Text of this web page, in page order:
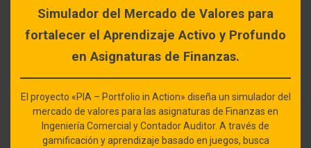
Simulador del Mercado de Valores para
fortalecer el Aprendizaje Activo y Profundo
en Asignaturas de Finanzas.
El proyecto «PIA – Portfolio in Action» diseña un simulador del
mercado de valores para las asignaturas de Finanzas en
Ingeniería Comercial y Contador Auditor. A través de
gamificación y aprendizaje basado en juegos, busca